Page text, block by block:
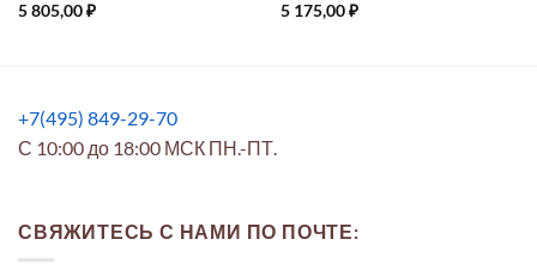
5 805,00₽
5 175,00₽
+7(495) 849-29-70
С 10:00 до 18:00 МСК ПН.-ПТ.
СВЯЖИТЕСЬ С НАМИ ПО ПОЧТЕ: